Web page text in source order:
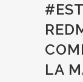
LA